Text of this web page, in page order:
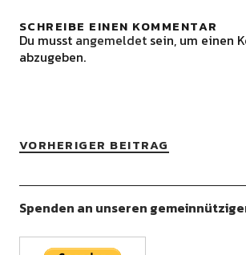
SCHREIBE EINEN KOMMENTAR
Du musst angemeldetsein, um einen
abzugeben.
VORHERIGER BEITRAG
Spenden an unseren